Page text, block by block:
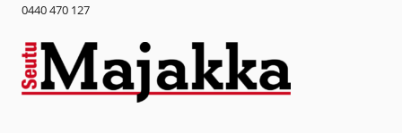
0440 470 127